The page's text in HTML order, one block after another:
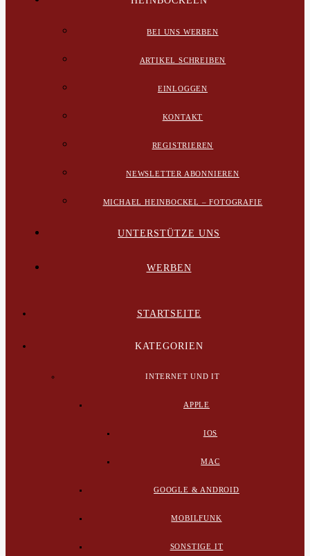
BEI UNS WERBEN
ARTIKEL SCHREIBEN
EINLOGGEN
KONTAKT
REGISTRIEREN
NEWSLETTER ABONNIEREN
MICHAEL HEINBOCKEL – FOTOGRAFIE
UNTERSTÜTZE UNS
WERBEN
STARTSEITE
KATEGORIEN
INTERNET UND IT
APPLE
IOS
MAC
GOOGLE & ANDROID
MOBILFUNK
SONSTIGE IT